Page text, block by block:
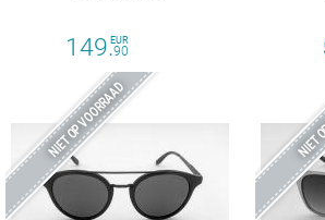
149.90
EUR
NIET OP VOORRAAD